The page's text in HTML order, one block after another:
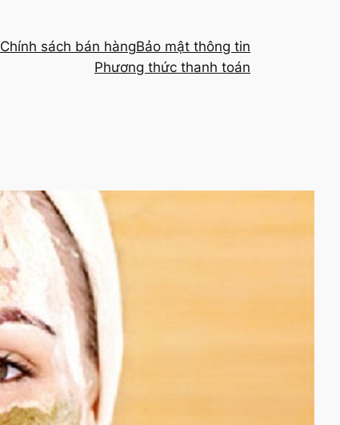
Chính sách bán hàngBảo mật thông tin
Phương thức thanh toán